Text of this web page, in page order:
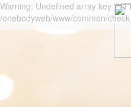
Warning: Undefined array key
/onebodyweb/www/common/